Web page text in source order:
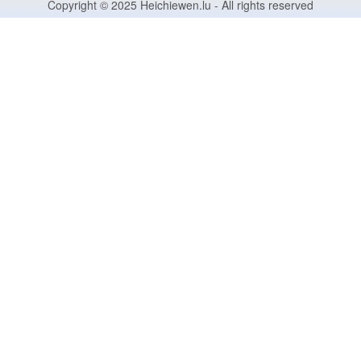
Copyright © 2025 Heichiewen.lu - All rights reserved